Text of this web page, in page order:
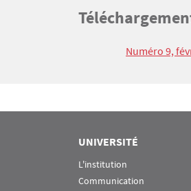
Bloc(s) libre(s)
Titre
Numéro 9,
UNIVERSITÉ
L'institution
Communication